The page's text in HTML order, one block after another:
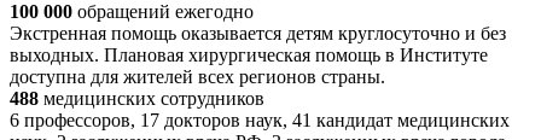
100 000 обращений ежегодно
Экстренная помощь оказывается детям круглосуточно и без
выходных. Плановая хирургическая помощь в Институте
доступна для жителей всех регионов страны.
488 медицинских сотрудников
6 профессоров, 17 докторов наук, 41 кандидат медицинских